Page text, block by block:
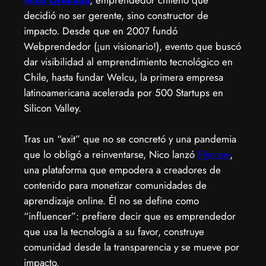
decidió no ser gerente, sino constructor de
impacto. Desde que en 2007 fundó
Webprendedor (¡un visionario!), evento que buscó
dar visibilidad al emprendimiento tecnológico en
Chile, hasta fundar Welcu, la primera empresa
latinoamericana acelerada por 500 Startups en
Silicon Valley.
Tras un “exit” que no se concretó y una pandemia
que lo obligó a reinventarse, Nico lanzó Flycrew,
una plataforma que empodera a creadores de
contenido para monetizar comunidades de
aprendizaje online. Él no se define como
“influencer”: prefiere decir que es emprendedor
que usa la tecnología a su favor, construye
comunidad desde la transparencia y se mueve por
impacto.